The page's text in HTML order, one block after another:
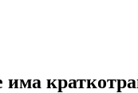
има